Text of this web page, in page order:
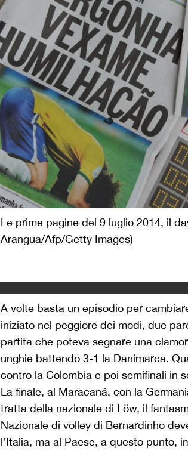
Le prime pagine del 9 luglio 2014, il
Arangua/Afp/Getty Images)
A volte basta un episodio per
iniziato nel peggiore dei modi, due
partita che poteva segnare una
unghie battendo 3-1 la Danimarca.
contro la Colombia e poi semifinali in
La finale, al Maracanã, con la
tratta della nazionale di Löw, il
Nazionale di volley di Bernardinho
l’Italia, ma al Paese, a questo punto,